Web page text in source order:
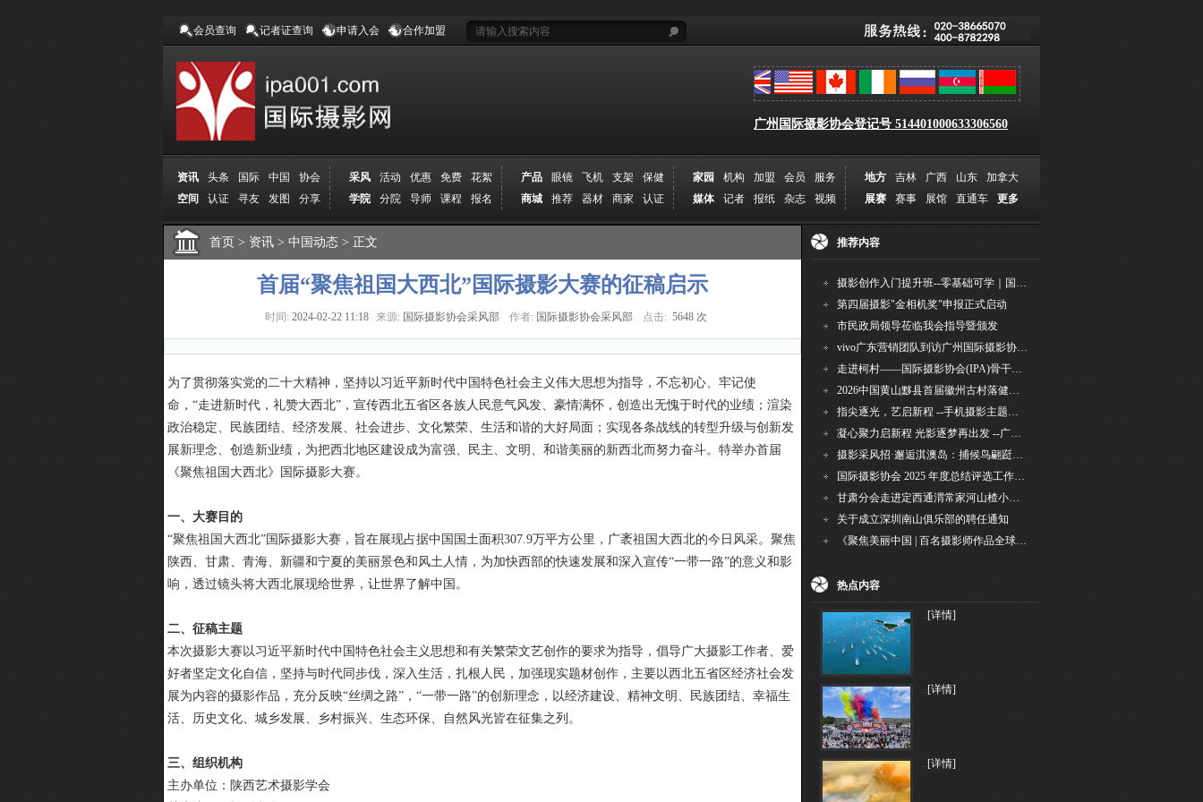
会员查询 记者证查询 申请入会 合作加盟
广州国际摄影协会登记号 514401000633306560
资讯 头条 国际 中国 协会 采风 活动 优惠 免费 花絮 产品 眼镜 飞机 支架 保健 家园 机构 加盟 会员 服务 地方 吉林 广西 山东
加拿大
空间
认证 寻友 发图 分享 学院 分院 导师 课程 报名 商城 推荐 器材 商家 认证 媒体 记者 报纸 杂志 视频 展赛 赛事 展馆 直通车 更多
首页 > 资讯 > 中国动态 > 正文
首届“聚焦祖国大西北”国际摄影大赛的征稿启示
时间: 2024-02-22 11:18 来源: 国际摄影协会采风部 作者: 国际摄影协会采风部 点击: 5648 次
为了贯彻落实党的二十大精神，坚持以习近平新时代中国特色社会主义伟大思想为指导，不忘初心、牢记使
命，“走进新时代，礼赞大西北”，宣传西北五省区各族人民意气风发、豪情满怀，创造出无愧于时代的业绩；渲染
政治稳定、民族团结、经济发展、社会进步、文化繁荣、生活和谐的大好局面；实现各条战线的转型升级与创新发
展新理念、创造新业绩，为把西北地区建设成为富强、民主、文明、和谐美丽的新西北而努力奋斗。特举办首届
《聚焦祖国大西北》国际摄影大赛。
一、大赛目的
“聚焦祖国大西北”国际摄影大赛，旨在展现占据中国国土面积307.9万平方公里，广袤祖国大西北的今日风采。聚焦
陕西、甘肃、青海、新疆和宁夏的美丽景色和风土人情，为加快西部的快速发展和深入宣传“一带一路”的意义和影
响，透过镜头将大西北展现给世界，让世界了解中国。
二、征稿主题
本次摄影大赛以习近平新时代中国特色社会主义思想和有关繁荣文艺创作的要求为指导，倡导广大摄影工作者、爱
好者坚定文化自信，坚持与时代同步伐，深入生活，扎根人民，加强现实题材创作，主要以西北五省区经济社会发
展为内容的摄影作品，充分反映“丝绸之路”，“一带一路”的创新理念，以经济建设、精神文明、民族团结、幸福生
活、历史文化、城乡发展、乡村振兴、生态环保、自然风光皆在征集之列。
三、组织机构
主办单位：陕西艺术摄影学会
推荐内容
摄影创作入门提升班--零基础可学｜国际评委授课｜手机·相机均可｜AI工具｜摄影比赛指
第四届摄影"金相机奖"申报正式启动
市民政局领导莅临我会指导暨颁发
vivo广东营销团队到访广州国际摄影协会 共商合作事宜
走进柯村——国际摄影协会(IPA)骨干采风安徽行之6
2026中国黄山黟县首届徽州古村落健康跑圆满举行
指尖逐光，艺启新程 --手机摄影主题讲座在市老年干部大学圆满落幕
凝心聚力启新程 光影逐梦再出发 --广州国际摄影协会2026年首次会长秘书长会议召开
摄影采风招·邂逅淇澳岛：捕候鸟翩跹，寻古村烟火，追海上霞光
国际摄影协会 2025 年度总结评选工作的通知
甘肃分会走进定西通渭常家河山楂小镇旅游景区开展"红果满枝迎丰岁·山楂小镇庆佳节"为主
关于成立深圳南山俱乐部的聘任通知
《聚焦美丽中国 | 百名摄影师作品全球巡回展》（晋中）开幕新闻通稿
热点内容
..[详情]
..[详情]
..[详情]